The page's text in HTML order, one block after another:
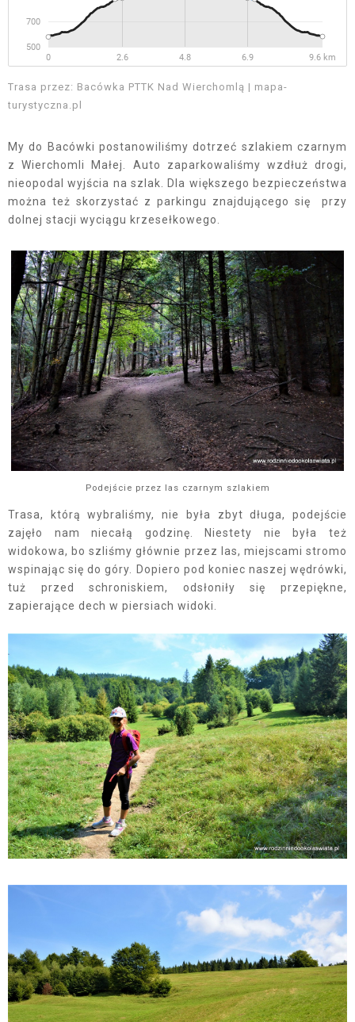
Trasa przez: Bacówka PTTK Nad Wierchomlą | mapa-
turystyczna.pl
My do Bacówki postanowiliśmy dotrzeć szlakiem czarnym
z Wierchomli Małej. Auto zaparkowaliśmy wzdłuż drogi,
nieopodal wyjścia na szlak. Dla większego bezpieczeństwa
można też skorzystać z parkingu znajdującego się przy
dolnej stacji wyciągu krzesełkowego.
Podejście przez las czarnym szlakiem
Trasa, którą wybraliśmy, nie była zbyt długa, podejście
zajęło nam niecałą godzinę. Niestety nie była też
widokowa, bo szliśmy głównie przez las, miejscami stromo
wspinając się do góry. Dopiero pod koniec naszej wędrówki,
tuż przed schroniskiem, odsłoniły się przepiękne,
zapierające dech w piersiach widoki.